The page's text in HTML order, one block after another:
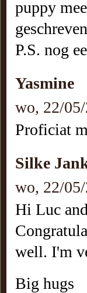
puppy
P.S. nog
Yasmine
wo, 22/
Proficiat
Silke
wo, 22/
Hi Luc
well. I'm
Big hugs